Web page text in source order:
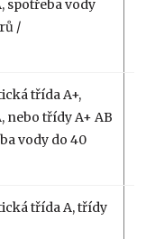
spotřeba vody
/
třída A+,
nebo třídy A+ AB
vody do 40
třída A, třídy